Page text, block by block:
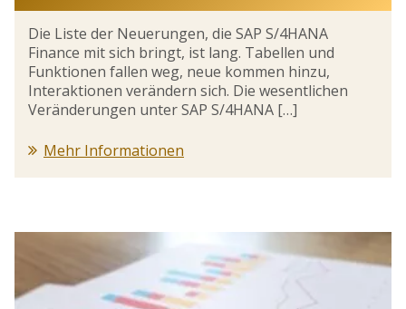
Die Liste der Neuerungen, die SAP S/4HANA
Finance mit sich bringt, ist lang. Tabellen und
Funktionen fallen weg, neue kommen hinzu,
Interaktionen verändern sich. Die wesentlichen
Veränderungen unter SAP S/4HANA […]
Mehr Informationen